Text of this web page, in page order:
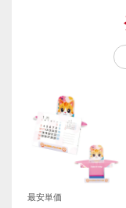
最安単価